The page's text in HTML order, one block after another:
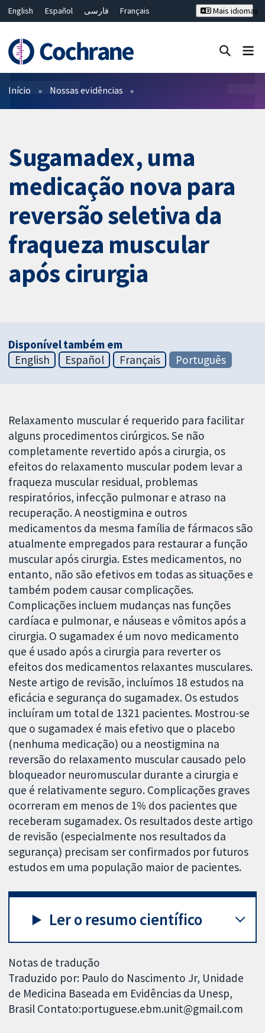
English Español فارسی
Français
Bahasa Malaysia
ไทย 繁體中文
Mais idiomas
Filtros
Início Nossas evidências
Sugamadex, uma
medicação nova para
reversão seletiva da
fraqueza muscular
após cirurgia
Disponível também em
English
Español Français Português
Relaxamento muscular é requerido para facilitar
alguns procedimentos cirúrgicos. Se não
completamente revertido após a cirurgia, os
efeitos do relaxamento muscular podem levar a
fraqueza muscular residual, problemas
respiratórios, infecção pulmonar e atraso na
recuperação. A neostigmina e outros
medicamentos da mesma família de fármacos são
atualmente empregados para restaurar a função
muscular após cirurgia. Estes medicamentos, no
entanto, não são efetivos em todas as situações e
também podem causar complicações.
Complicações incluem mudanças nas funções
cardíaca e pulmonar, e náuseas e vômitos após a
cirurgia. O sugamadex é um novo medicamento
que é usado após a cirurgia para reverter os
efeitos dos medicamentos relaxantes musculares.
Neste artigo de revisão, incluímos 18 estudos na
eficácia e segurança do sugamadex. Os estudos
incluíram um total de 1321 pacientes. Mostrou-se
que o sugamadex é mais efetivo que o placebo
(nenhuma medicação) ou a neostigmina na
reversão do relaxamento muscular causado pelo
bloqueador neuromuscular durante a cirurgia e
que é relativamente seguro. Complicações graves
ocorreram em menos de 1% dos pacientes que
receberam sugamadex. Os resultados deste artigo
de revisão (especialmente nos resultados da
segurança) precisam ser confirmados por futuros
estudos em uma população maior de pacientes.
Ler o resumo científico
Notas de tradução
Traduzido por: Paulo do Nascimento Jr, Unidade
de Medicina Baseada em Evidências da Unesp,
Brasil Contato:portuguese.ebm.unit@gmail.com